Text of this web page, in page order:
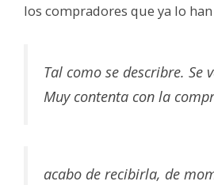
los compradores que ya lo
Tal como se describre. Se
Muy contenta con la
acabo de recibirla, de